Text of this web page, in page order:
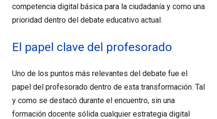
competencia digital básica para la ciudadanía y como una
prioridad dentro del debate educativo actual.
El papel clave del profesorado
Uno de los puntos más relevantes del debate fue el
papel del profesorado dentro de esta transformación. Tal
y como se destacó durante el encuentro, sin una
formación docente sólida cualquier estrategia digital